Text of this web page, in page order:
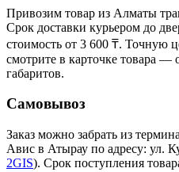
Привозим товар из Алматы
Срок доставки курьером до
стоимость от 3 600 ₸. Точную
смотрите в карточке товара —
габаритов.
Самовывоз
Заказ можно забрать из
Авис в Атырау по адресу: ул.
2GIS). Срок поступления